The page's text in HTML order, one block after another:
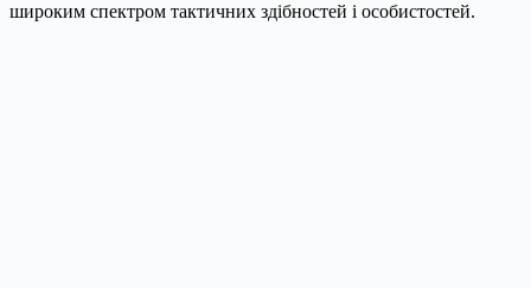
широким спектром тактичних здібностей і особистостей.